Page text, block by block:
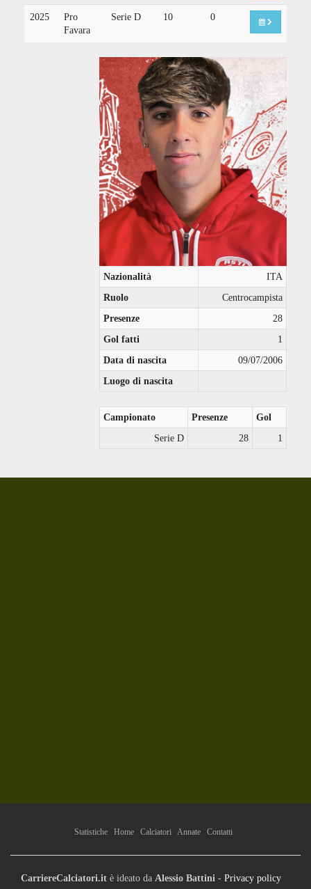
2025
Pro
Favara
Serie D 10 0
Nazionalità
ITA
Ruolo
Centrocampista
Presenze
28
Gol fatti
1
Data di nascita
09/07/2006
Luogo di nascita
Campionato Presenze
Gol
Serie D
28 1
Statistiche Home Calciatori Annate Contatti
CarriereCalciatori.it è ideato da Alessio Battini - Privacy policy